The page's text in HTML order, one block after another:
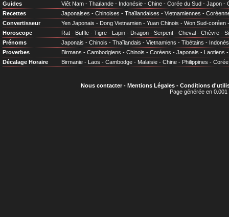
Guides
Viêt Nam - Thaïlande - Indonésie - Chine - Corée du Sud - Japon -
Recettes
Japonaises - Chinoises - Thaïlandaises - Vietnamiennes -
Convertisseur
Yen Japonais - Dong Vietnamien - Yuan Chinois - Won Sud-coréen
Horoscope
Rat - Buffle - Tigre - Lapin - Dragon - Serpent - Cheval - Chèvre -
Prénoms
Japonais - Chinois - Thaïlandais - Vietnamiens - Tibétains -
Proverbes
Birmans - Cambodgiens - Chinois - Coréens - Japonais - Laotiens
Décalage Horaire
Birmanie - Laos - Cambodge - Malaisie - Chine - Philippines - Corée
Nous contacter- Mentions Légales- Conditions
Page générée en